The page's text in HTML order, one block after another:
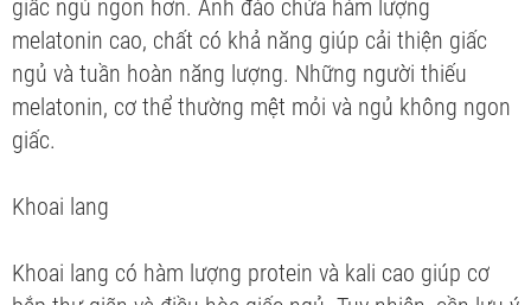
giấc ngủ ngon hơn. Anh đào chứa hàm lượng
melatonin cao, chất có khả năng giúp cải thiện giấc
ngủ và tuần hoàn năng lượng. Những người thiếu
melatonin, cơ thể thường mệt mỏi và ngủ không ngon
giấc.
Khoai lang
Khoai lang có hàm lượng protein và kali cao giúp cơ